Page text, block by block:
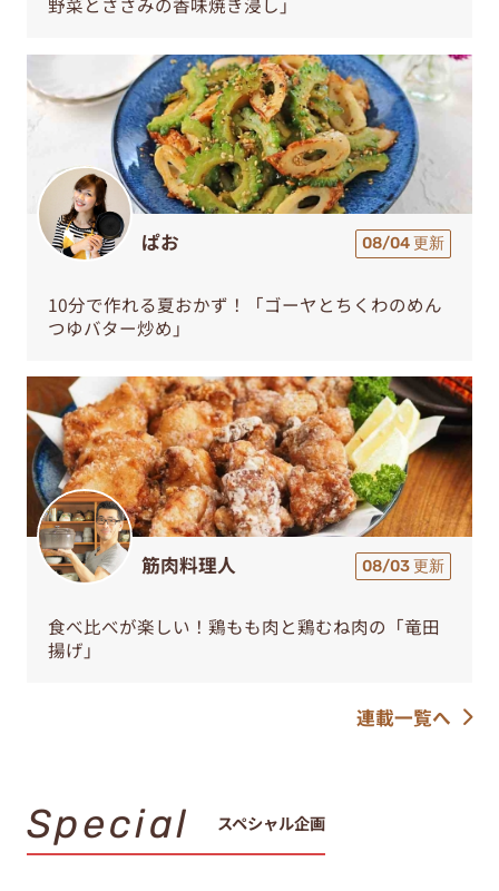
ぱお 08/04 更新
10分で作れる夏おかず！「ゴーヤとちくわのめん
つゆバター炒め」
筋肉料理人 08/03 更新
食べ比べが楽しい！鶏もも肉と鶏むね肉の「竜田
揚げ」
連載一覧へ
Special スペシャル企画